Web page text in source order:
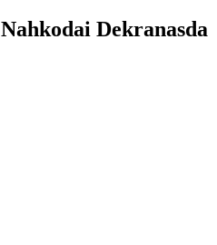
Dekranasda